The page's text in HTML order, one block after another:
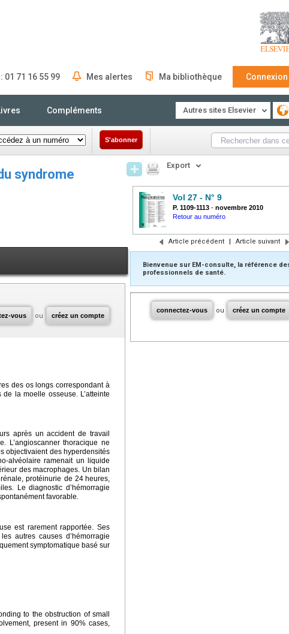
01 71 16 55 99 Mes alertes Ma bibliothèque Connexion
Compléments Autres sites Elsevier
S'abonner
syndrome
vous ou créez un compte
des os longs correspondant à
la moelle osseuse. L’atteinte
après un accident de travail
L’angioscanner thoracique ne
objectivaient des hyperdensités
alvéolaire ramenait un liquide
des macrophages. Un bilan
protéinurie de 24 heures,
Le diagnostic d’hémorragie
favorable.
est rarement rapportée. Ses
autres causes d’hémorragie
symptomatique basé sur
to the obstruction of small
present in 90% cases,
Export
Vol 27 - N° 9
P. 1109-1113 - novembre 2010
Retour au numéro
Article précédent | Article suivant
Bienvenue sur EM-consulte, la référence
professionnels de santé.
connectez-vous ou créez un compte